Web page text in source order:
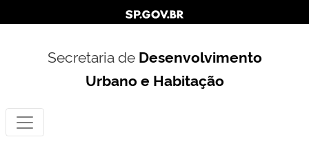
Secretaria de Desenvolvimento
Urbano e Habitação